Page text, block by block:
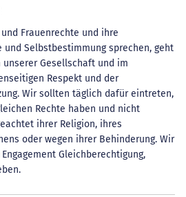
Frauenrechte und ihre
und Selbstbestimmung sprechen, geht
Gesellschaft und im
Respekt und der
Wir sollten täglich dafür eintreten,
Rechte haben und nicht
ihrer Religion, ihres
oder wegen ihrer Behinderung. Wir
Gleichberechtigung,